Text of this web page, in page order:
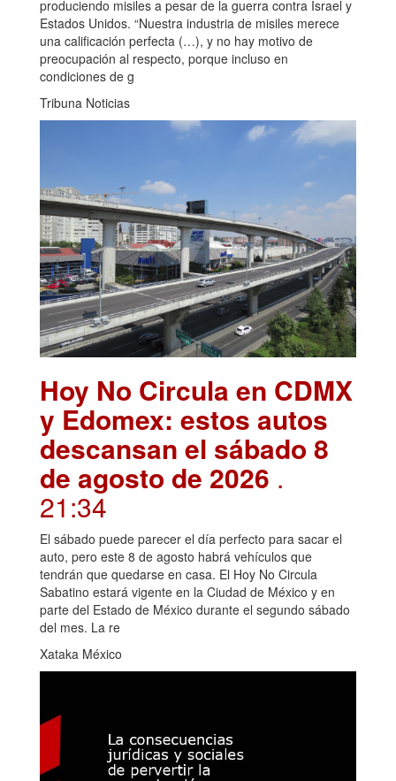
produciendo misiles a pesar de la guerra contra Israel y
Estados Unidos. “Nuestra industria de misiles merece
una calificación perfecta (…), y no hay motivo de
preocupación al respecto, porque incluso en
condiciones de g
Tribuna Noticias
Hoy No Circula en CDMX
y Edomex: estos autos
descansan el sábado 8
de agosto de 2026 .
21:34
El sábado puede parecer el día perfecto para sacar el
auto, pero este 8 de agosto habrá vehículos que
tendrán que quedarse en casa. El Hoy No Circula
Sabatino estará vigente en la Ciudad de México y en
parte del Estado de México durante el segundo sábado
del mes. La re
Xataka México